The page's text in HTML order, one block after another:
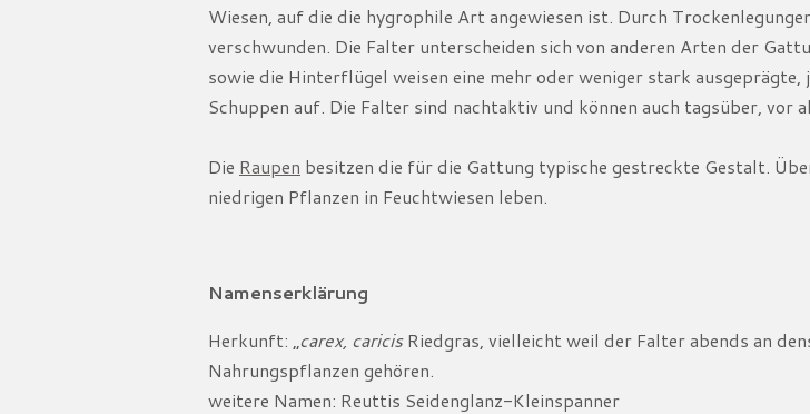
Wiesen, auf die die hygrophile Art angewiesen ist. Durch
verschwunden. Die Falter unterscheiden sich von anderen Arten der
sowie die Hinterflügel weisen eine mehr oder weniger stark
Schuppen auf. Die Falter sind nachtaktiv und können auch tagsüber, vor
Die Raupen besitzen die für die Gattung typische gestreckte Gestalt.
niedrigen Pflanzen in Feuchtwiesen leben.
Namenserklärung
Herkunft: „carex, caricisRiedgras, vielleicht weil der Falter abends an
Nahrungspflanzen gehören.
weitere Namen: Reuttis Seidenglanz-Kleinspanner